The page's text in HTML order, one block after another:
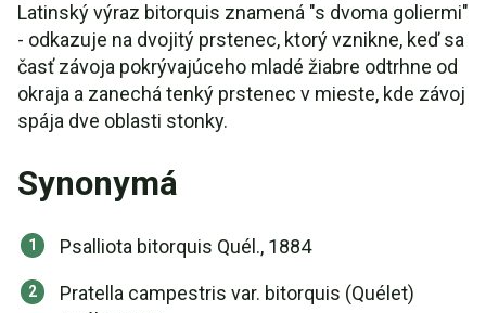
Latinský výraz bitorquis znamená "s dvoma goliermi"
- odkazuje na dvojitý prstenec, ktorý vznikne, keď sa
časť závoja pokrývajúceho mladé žiabre odtrhne od
okraja a zanechá tenký prstenec v mieste, kde závoj
spája dve oblasti stonky.
Synonymá
Psalliota bitorquis Quél., 1884
Pratella campestris var. bitorquis (Quélet)